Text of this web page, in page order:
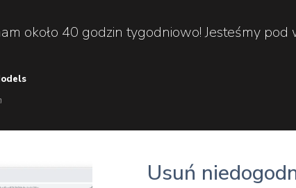
około 40 godzin tygodniowo! Jesteśmy pod
Usuń